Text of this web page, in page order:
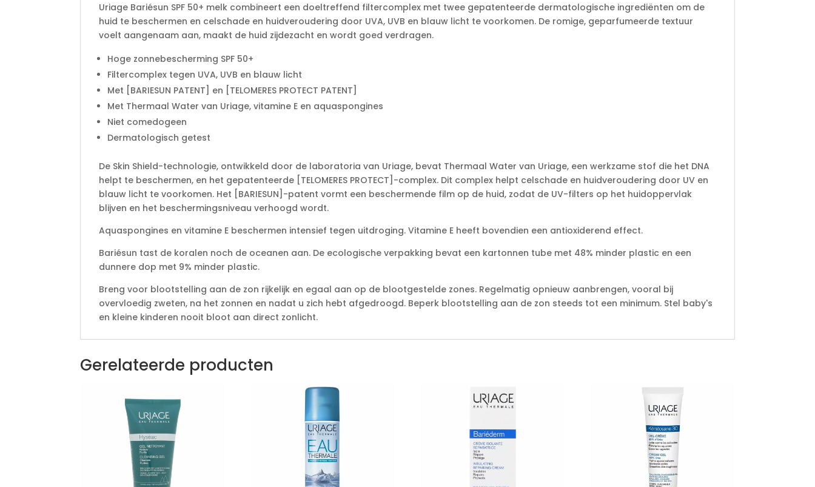
Uriage Bariésun SPF 50+ melk combineert een doeltreffend filtercomplex met twee gepatenteerde dermatologische ingrediënten om de
huid te beschermen en celschade en huidveroudering door UVA, UVB en blauw licht te voorkomen. De romige, geparfumeerde textuur
voelt aangenaam aan, maakt de huid zijdezacht en wordt goed verdragen.
Hoge zonnebescherming SPF 50+
Filtercomplex tegen UVA, UVB en blauw licht
Met [BARIESUN PATENT] en [TELOMERES PROTECT PATENT]
Met Thermaal Water van Uriage, vitamine E en aquaspongines
Niet comedogeen
Dermatologisch getest
De Skin Shield-technologie, ontwikkeld door de laboratoria van Uriage, bevat Thermaal Water van Uriage, een werkzame stof die het DNA
helpt te beschermen, en het gepatenteerde [TELOMERES PROTECT]-complex. Dit complex helpt celschade en huidveroudering door UV en
blauw licht te voorkomen. Het [BARIESUN]-patent vormt een beschermende film op de huid, zodat de UV-filters op het huidoppervlak
blijven en het beschermingsniveau verhoogd wordt.
Aquaspongines en vitamine E beschermen intensief tegen uitdroging. Vitamine E heeft bovendien een antioxiderend effect.
Bariésun tast de koralen noch de oceanen aan. De ecologische verpakking bevat een kartonnen tube met 48% minder plastic en een
dunnere dop met 9% minder plastic.
Breng voor blootstelling aan de zon rijkelijk en egaal aan op de blootgestelde zones. Regelmatig opnieuw aanbrengen, vooral bij
overvloedig zweten, na het zonnen en nadat u zich hebt afgedroogd. Beperk blootstelling aan de zon steeds tot een minimum. Stel baby's
en kleine kinderen nooit bloot aan direct zonlicht.
Gerelateerde producten